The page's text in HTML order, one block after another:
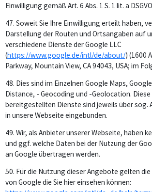
Einwilligung gemäß Art. 6 Abs. 1 S. 1 lit. a
47. Soweit Sie Ihre Einwilligung erteilt haben,
Darstellung der Routen und Ortsangaben auf
verschiedene Dienste der Google LLC
(https://www.google.de/intl/de/about/) (1600
Parkway, Mountain View, CA 94043, USA; im
48. Dies sind im Einzelnen Google Maps,
Distance, - Geocoding und -Geolocation.
bereitgestellten Dienste sind jeweils über sog.
in unsere Webseite eingebunden.
49. Wir, als Anbieter unserer Webseite, haben
und ggf. welche Daten bei der Nutzung der
an Google übertragen werden.
50. Für die Nutzung dieser Angebote gelten
von Google die Sie hier einsehen können: